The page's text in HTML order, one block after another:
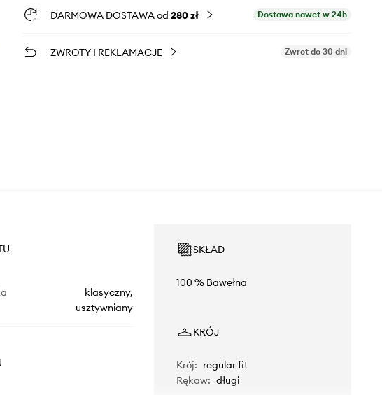
DARMOWA DOSTAWA od 280 zł Dostawa nawet w 24h
ZWROTY I REKLAMACJE Zwrot do 30 dni
klasyczny,
usztywniany
SKŁAD
100 % Bawełna
KRÓJ
Krój: regular fit
Rękaw: długi